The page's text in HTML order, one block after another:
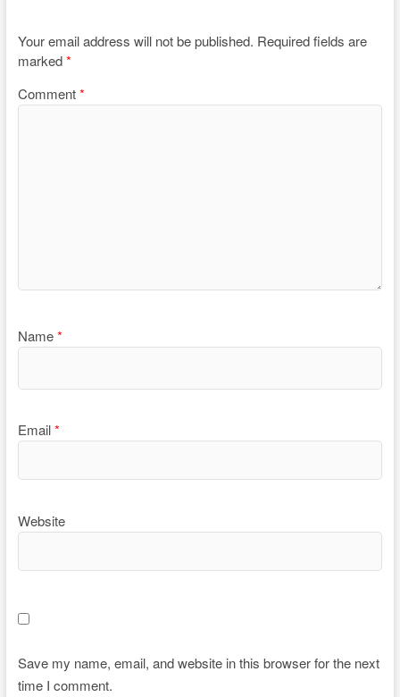
Your email address will not be published. Required fields are
marked*
Comment*
Name*
Email*
Website
Save my name, email, and website in this browser for the next
time I comment.